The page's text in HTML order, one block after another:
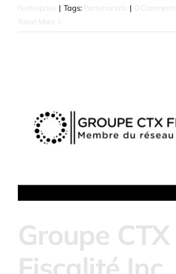
l'entreprise
| Tags: Partenariats | 0 Comments
Read More
Groupe CTX